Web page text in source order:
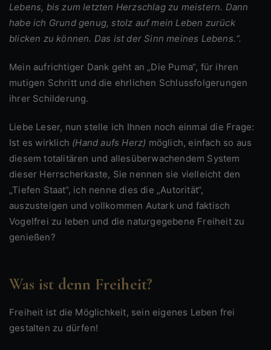
Lebens, bis zum letzten Herzschlag zu meistern. Dann
habe ich Grund genug, stolz auf mein Leben zurück
blicken zu können. Das ist der Sinn meines Lebens.“.
Mein aufrichtiger Dank geht an „Die Puma“, für ihren
mutigen Schritt und die ehrlichen Schlussfolgerungen
ihrer Schilderung.
Liebe Leser, nun stelle ich Ihnen noch einmal die Frage:
Ist es wirklich (Hand aufs Herz) möglich, einfach so aus
diesem totalitären und allesüberwachendem System
dieser Herrscherkaste, Sie nennen sie vielleicht den
„Tiefen Staat“, ich nenne dies die „Autorität“,
auszusteigen und vollkommen Autark und faktisch
Vogelfrei zu leben und die naturgegebene Freiheit zu
genießen?
Was ist denn Freiheit?
Freiheit ist die Möglichkeit, sein eigenes Leben frei
gestalten zu dürfen!